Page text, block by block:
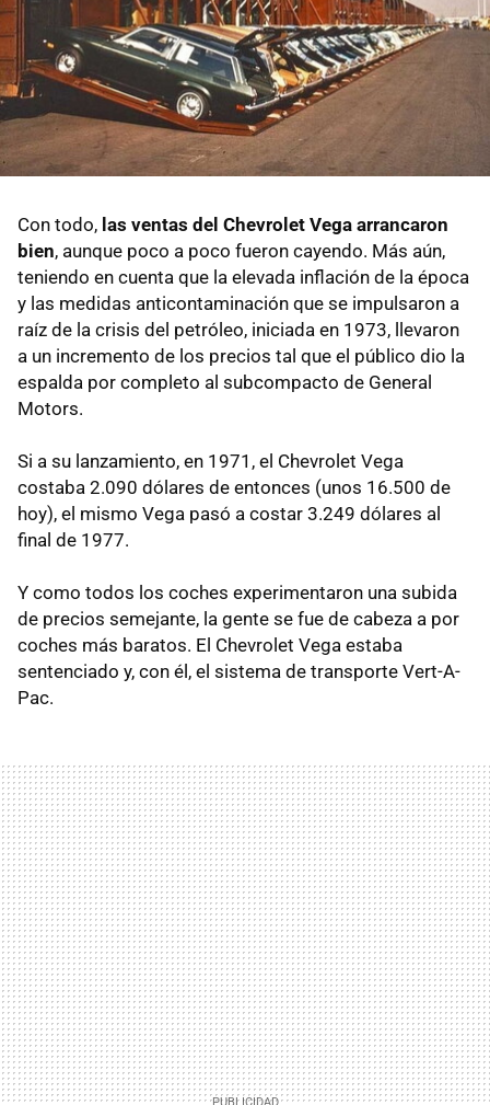
Con todo, las ventas del Chevrolet Vega arrancaron
bien, aunque poco a poco fueron cayendo. Más aún,
teniendo en cuenta que la elevada inflación de la época
y las medidas anticontaminación que se impulsaron a
raíz de la crisis del petróleo, iniciada en 1973, llevaron
a un incremento de los precios tal que el público dio la
espalda por completo al subcompacto de General
Motors.
Si a su lanzamiento, en 1971, el Chevrolet Vega
costaba 2.090 dólares de entonces (unos 16.500 de
hoy), el mismo Vega pasó a costar 3.249 dólares al
final de 1977.
Y como todos los coches experimentaron una subida
de precios semejante, la gente se fue de cabeza a por
coches más baratos. El Chevrolet Vega estaba
sentenciado y, con él, el sistema de transporte Vert-A-
Pac.